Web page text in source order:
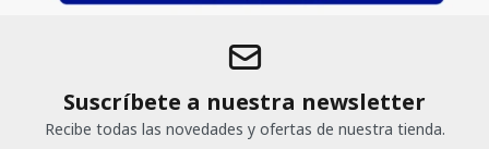
Suscríbete a nuestra newsletter
Recibe todas las novedades y ofertas de nuestra tienda.